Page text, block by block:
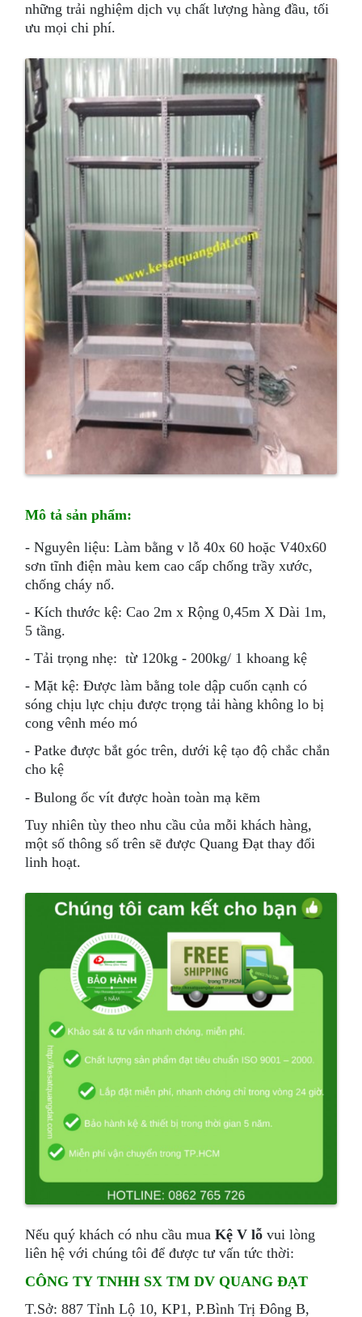
những trải nghiệm dịch vụ chất lượng hàng đầu, tối
ưu mọi chi phí.
Mô tả sản phẩm:
- Nguyên liệu: Làm bằng v lỗ 40x 60 hoặc V40x60
sơn tĩnh điện màu kem cao cấp chống trầy xước,
chống cháy nổ.
- Kích thước kệ: Cao 2m x Rộng 0,45m X Dài 1m,
5 tầng.
- Tải trọng nhẹ: từ 120kg - 200kg/ 1 khoang kệ
- Mặt kệ: Được làm bằng tole dập cuốn cạnh có
sóng chịu lực chịu được trọng tải hàng không lo bị
cong vênh méo mó
- Patke được bắt góc trên, dưới kệ tạo độ chắc chắn
cho kệ
- Bulong ốc vít được hoàn toàn mạ kẽm
Tuy nhiên tùy theo nhu cầu của mỗi khách hàng,
một số thông số trên sẽ được Quang Đạt thay đổi
linh hoạt.
Nếu quý khách có nhu cầu muaKệ V lỗ vui lòng
liên hệ với chúng tôi để được tư vấn tức thời:
CÔNG TY TNHH SX TM DV QUANG ĐẠT
T.Sở: 887 Tỉnh Lộ 10, KP1, P.Bình Trị Đông B,